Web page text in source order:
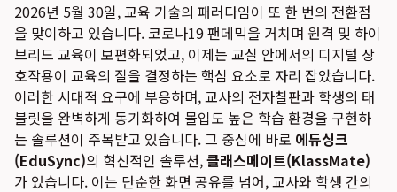
2026년 5월 30일, 교육 기술의 패러다임이 또 한 번의 전환점
을 맞이하고 있습니다. 코로나19 팬데믹을 거치며 원격 및 하이
브리드 교육이 보편화되었고, 이제는 교실 안에서의 디지털 상
호작용이 교육의 질을 결정하는 핵심 요소로 자리 잡았습니다.
이러한 시대적 요구에 부응하며, 교사의 전자칠판과 학생의 태
블릿을 완벽하게 동기화하여 몰입도 높은 학습 환경을 구현하
는 솔루션이 주목받고 있습니다. 그 중심에 바로 에듀싱크
(EduSync)의 혁신적인 솔루션,클래스메이트(KlassMate)
가 있습니다. 이는 단순한 화면 공유를 넘어, 교사와 학생 간의